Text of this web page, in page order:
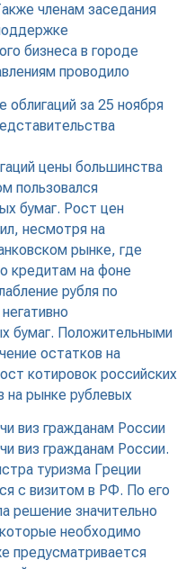
членам заседания
бизнеса в городе
проводило
за 25 ноября
цены большинства
пользовался
бумаг. Рост цен
несмотря на
рынке, где
кредитам на фоне
рубля по
бумаг. Положительными
остатков на
котировок российских
на рынке рублевых
виз гражданам России
виз гражданам России.
туризма Греции
с визитом в РФ. По его
решение значительно
необходимо
предусматривается